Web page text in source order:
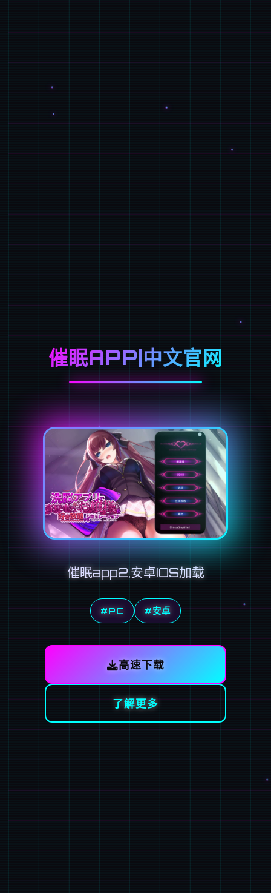
催眠APP|中文官网
催眠app2,安卓IOS加载
#PC #安卓
高速下载
了解更多